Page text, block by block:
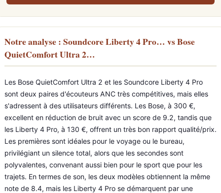
Notre analyse : Soundcore Liberty 4 Pro… vs Bose
QuietComfort Ultra 2…
Les Bose QuietComfort Ultra 2 et les Soundcore Liberty 4 Pro
sont deux paires d'écouteurs ANC très compétitives, mais elles
s'adressent à des utilisateurs différents. Les Bose, à 300 €,
excellent en réduction de bruit avec un score de 9.2, tandis que
les Liberty 4 Pro, à 130 €, offrent un très bon rapport qualité/prix.
Les premières sont idéales pour le voyage ou le bureau,
privilégiant un silence total, alors que les secondes sont
polyvalentes, convenant aussi bien pour le sport que pour les
trajets. En termes de son, les deux modèles obtiennent la même
note de 8.4, mais les Liberty 4 Pro se démarquent par une